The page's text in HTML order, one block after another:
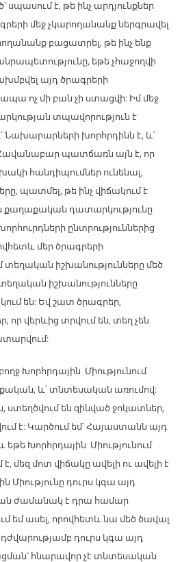
սպասում է, թե ինչ արդյունքներ
մեջ չկարողանանք ներգրավել
բացատրել, թե ինչ ենք
եթե չհաջողվի
այդ ծրագրերի
ոչ մի բան չի ստացվի: Իմ մեջ
տպավորություն է
Նախարարների խորհրդինն է, և՛
Հավանաբար պատճառն այն է, որ
հանդիպումներ ունենալ,
պատմել, թե ինչ վիճակում է
քաղաքական դատարկությունը
ընտրություններից
մեր ծրագրերի
իշխանությունները մեծ
իշխանությունները
են: Եվ շատ ծրագրեր,
վերևից տրվում են, տեղ չեն
Խորհրդային Միությունում
և՛ տնտեսական առումով:
ստեղծվում են զինված ջոկատներ,
է: Կարծում եմ՝ Հայաստանն այդ
Խորհրդային Միությունում
մեզ մոտ վիճակը ավելի ու ավելի է
Միությունը դուրս կգա այդ
ժամանակ է դրա համար
եմ ասել, որովհետև նա մեծ ծավալ
դուրս կգա այդ
հնարավոր չէ տնտեսական